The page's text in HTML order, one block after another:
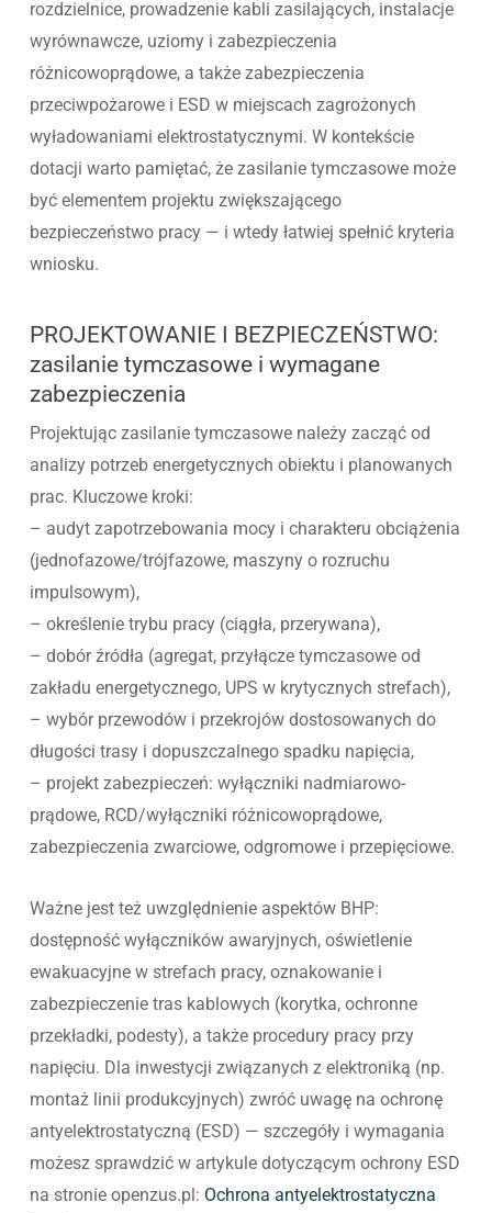
rozdzielnice, prowadzenie kabli zasilających, instalacje
wyrównawcze, uziomy i zabezpieczenia
różnicowoprądowe, a także zabezpieczenia
przeciwpożarowe i ESD w miejscach zagrożonych
wyładowaniami elektrostatycznymi. W kontekście
dotacji warto pamiętać, że zasilanie tymczasowe może
być elementem projektu zwiększającego
bezpieczeństwo pracy — i wtedy łatwiej spełnić kryteria
wniosku.
PROJEKTOWANIE I BEZPIECZEŃSTWO:
zasilanie tymczasowe i wymagane
zabezpieczenia
Projektując zasilanie tymczasowe należy zacząć od
analizy potrzeb energetycznych obiektu i planowanych
prac. Kluczowe kroki:
– audyt zapotrzebowania mocy i charakteru obciążenia
(jednofazowe/trójfazowe, maszyny o rozruchu
impulsowym),
– określenie trybu pracy (ciągła, przerywana),
– dobór źródła (agregat, przyłącze tymczasowe od
zakładu energetycznego, UPS w krytycznych strefach),
– wybór przewodów i przekrojów dostosowanych do
długości trasy i dopuszczalnego spadku napięcia,
– projekt zabezpieczeń: wyłączniki nadmiarowo-
prądowe, RCD/wyłączniki różnicowoprądowe,
zabezpieczenia zwarciowe, odgromowe i przepięciowe.
Ważne jest też uwzględnienie aspektów BHP:
dostępność wyłączników awaryjnych, oświetlenie
ewakuacyjne w strefach pracy, oznakowanie i
zabezpieczenie tras kablowych (korytka, ochronne
przekładki, podesty), a także procedury pracy przy
napięciu. Dla inwestycji związanych z elektroniką (np.
montaż linii produkcyjnych) zwróć uwagę na ochronę
antyelektrostatyczną (ESD) — szczegóły i wymagania
możesz sprawdzić w artykule dotyczącym ochrony ESD
na stronie openzus.pl: Ochrona antyelektrostatyczna